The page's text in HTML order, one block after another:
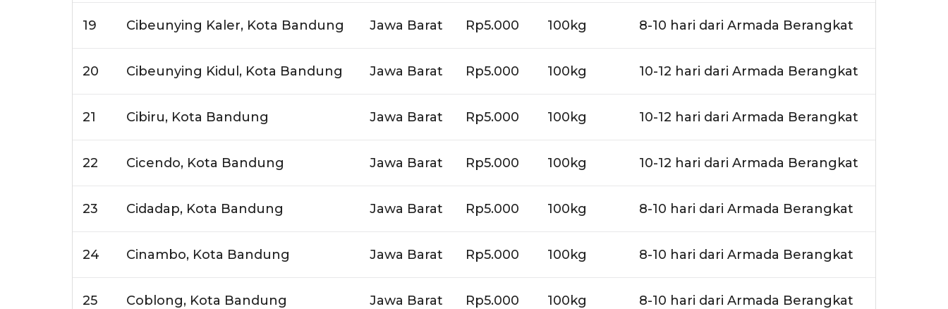
19 Cibeunying Kaler, Kota Bandung Jawa Barat Rp5.000 100kg 8-10 hari dari Armada Berangkat
20 Cibeunying Kidul, Kota Bandung Jawa Barat Rp5.000 100kg 10-12 hari dari Armada Berangkat
21 Cibiru, Kota Bandung Jawa Barat Rp5.000 100kg 10-12 hari dari Armada Berangkat
22 Cicendo, Kota Bandung Jawa Barat Rp5.000 100kg 10-12 hari dari Armada Berangkat
23 Cidadap, Kota Bandung Jawa Barat Rp5.000 100kg 8-10 hari dari Armada Berangkat
24 Cinambo, Kota Bandung Jawa Barat Rp5.000 100kg 8-10 hari dari Armada Berangkat
25 Coblong, Kota Bandung Jawa Barat Rp5.000 100kg 8-10 hari dari Armada Berangkat